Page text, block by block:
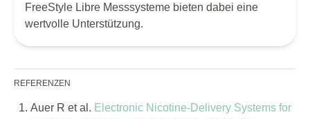
FreeStyle Libre Messsysteme bieten dabei eine
wertvolle Unterstützung.
REFERENZEN
Auer R et al. Electronic Nicotine-Delivery Systems for